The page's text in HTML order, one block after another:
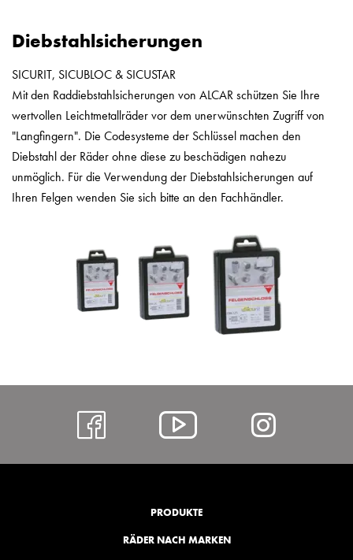
Diebstahlsicherungen
SICURIT, SICUBLOC & SICUSTAR
Mit den Raddiebstahlsicherungen von ALCAR schützen Sie Ihre
wertvollen Leichtmetallräder vor dem unerwünschten Zugriff von
"Langfingern". Die Codesysteme der Schlüssel machen den
Diebstahl der Räder ohne diese zu beschädigen nahezu
unmöglich. Für die Verwendung der Diebstahlsicherungen auf
Ihren Felgen wenden Sie sich bitte an den Fachhändler.
https://Alcar
PRODUKTE
RÄDER NACH MARKEN